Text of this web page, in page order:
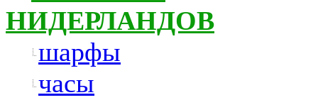
НИДЕРЛАНДОВ
шарфы
часы